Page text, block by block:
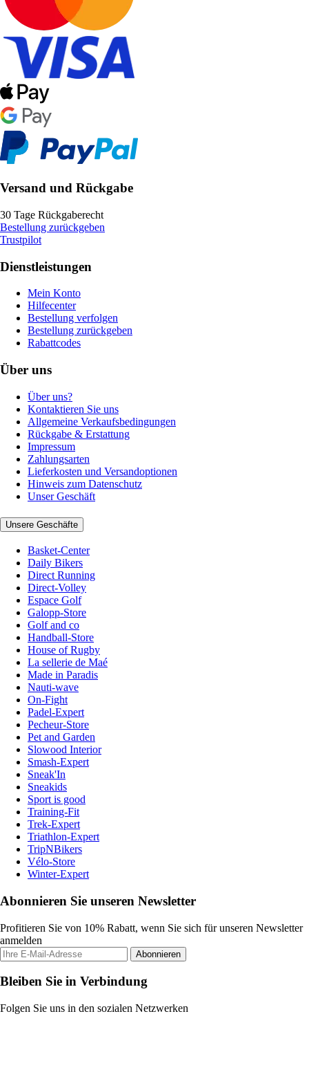
Versand und Rückgabe
30 Tage Rückgaberecht
Bestellung zurückgeben
Trustpilot
Dienstleistungen
Mein Konto
Hilfecenter
Bestellung verfolgen
Bestellung zurückgeben
Rabattcodes
Über uns
Über uns?
Kontaktieren Sie uns
Allgemeine Verkaufsbedingungen
Rückgabe & Erstattung
Impressum
Zahlungsarten
Lieferkosten und Versandoptionen
Hinweis zum Datenschutz
Unser Geschäft
Unsere Geschäfte
Basket-Center
Daily Bikers
Direct Running
Direct-Volley
Espace Golf
Galopp-Store
Golf and co
Handball-Store
House of Rugby
La sellerie de Maé
Made in Paradis
Nauti-wave
On-Fight
Padel-Expert
Pecheur-Store
Pet and Garden
Slowood Interior
Smash-Expert
Sneak'In
Sneakids
Sport is good
Training-Fit
Trek-Expert
Triathlon-Expert
TripNBikers
Vélo-Store
Winter-Expert
Abonnieren Sie unseren Newsletter
Profitieren Sie von 10% Rabatt, wenn Sie sich für unseren Newsletter
anmelden
Abonnieren
Bleiben Sie in Verbindung
Folgen Sie uns in den sozialen Netzwerken